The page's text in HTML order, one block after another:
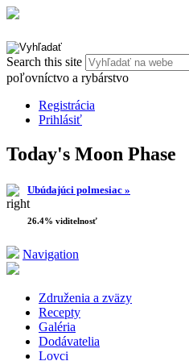
Search this site
poľovníctvo a rybárstvo
Registrácia
Prihlásiť
Today's Moon Phase
Ubúdajúci polmesiac »
26.4% viditelnosť
Navigation
Združenia a zväzy
Recepty
Galéria
Dodávatelia
Lovci